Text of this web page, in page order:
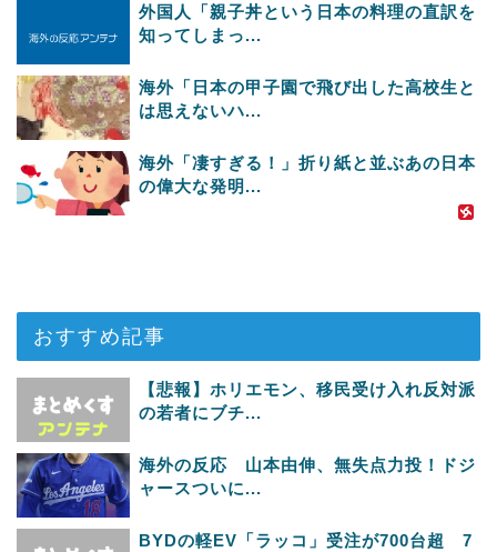
外国人「親子丼という日本の料理の直訳を
知ってしまっ...
海外「日本の甲子園で飛び出した高校生と
は思えないハ...
海外「凄すぎる！」折り紙と並ぶあの日本
の偉大な発明...
おすすめ記事
【悲報】ホリエモン、移民受け入れ反対派
の若者にブチ...
海外の反応 山本由伸、無失点力投！ドジ
ャースついに...
BYDの軽EV「ラッコ」受注が700台超 7